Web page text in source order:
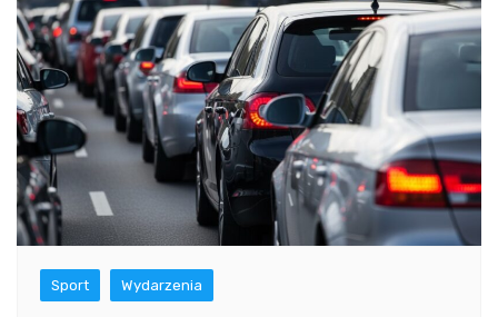
Sport Wydarzenia